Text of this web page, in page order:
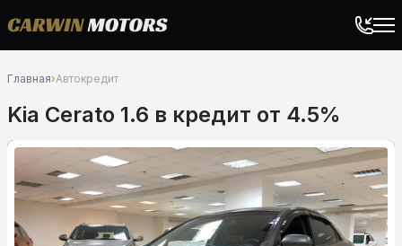
Главная›Автокредит
Kia Cerato 1.6 в кредит от 4.5%